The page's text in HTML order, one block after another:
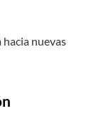
hacia nuevas